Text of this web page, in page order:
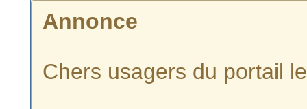
Annonce
Chers usagers du portail